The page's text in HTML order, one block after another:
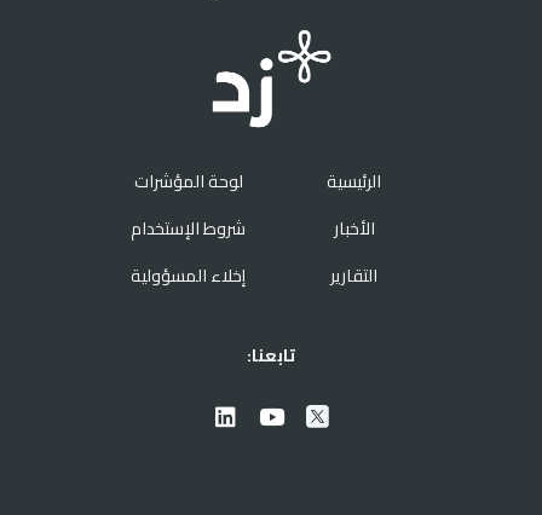
الرئيسية
الأخبار
التقارير
لوحة المؤشرات
شروط الإستخدام
إخلاء المسؤولية
تابعنا: